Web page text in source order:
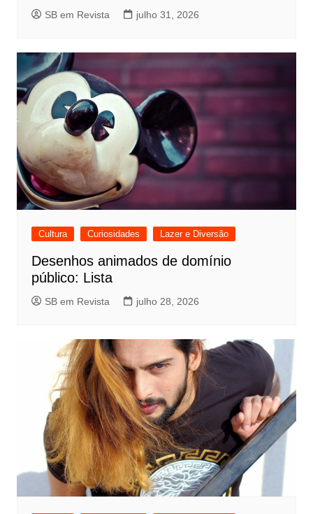
SB em Revista julho 31, 2026
Cultura Curiosidades Lazer e Diversão
Desenhos animados de domínio
público: Lista
SB em Revista julho 28, 2026